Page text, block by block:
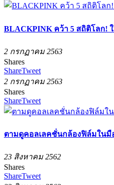
BLACKPINK คว้า 5 สถิติโลก! ใ
2 กรกฏาคม 2563
Shares
ShareTweet
2 กรกฏาคม 2563
Shares
ShareTweet
ตามดูคอลเลคชั่นกล้องฟิล์มในมื
23 สิงหาคม 2562
Shares
ShareTweet